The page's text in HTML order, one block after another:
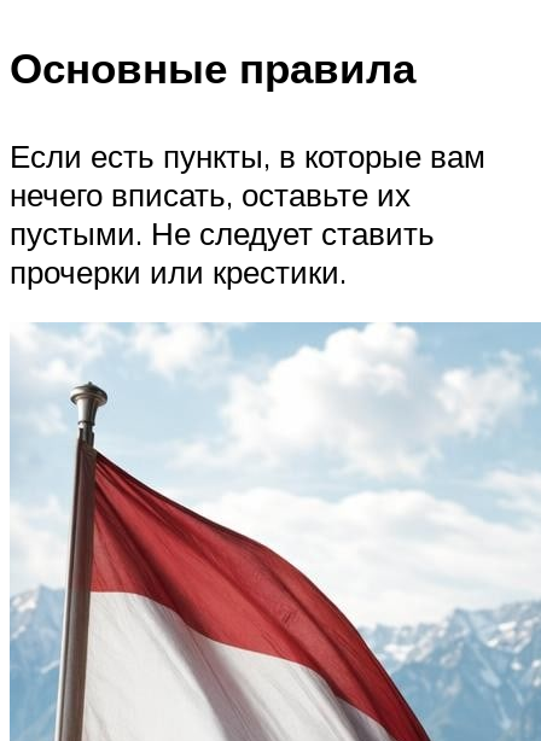
Основные правила
Если есть пункты, в которые вам
нечего вписать, оставьте их
пустыми. Не следует ставить
прочерки или крестики.